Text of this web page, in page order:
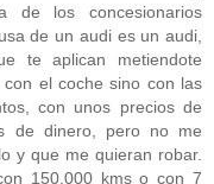
de los concesionarios
de un audi es un audi,
te aplican metiendote
el coche sino con las
con unos precios de
de dinero, pero no me
y que me quieran robar.
150.000 kms o con 7